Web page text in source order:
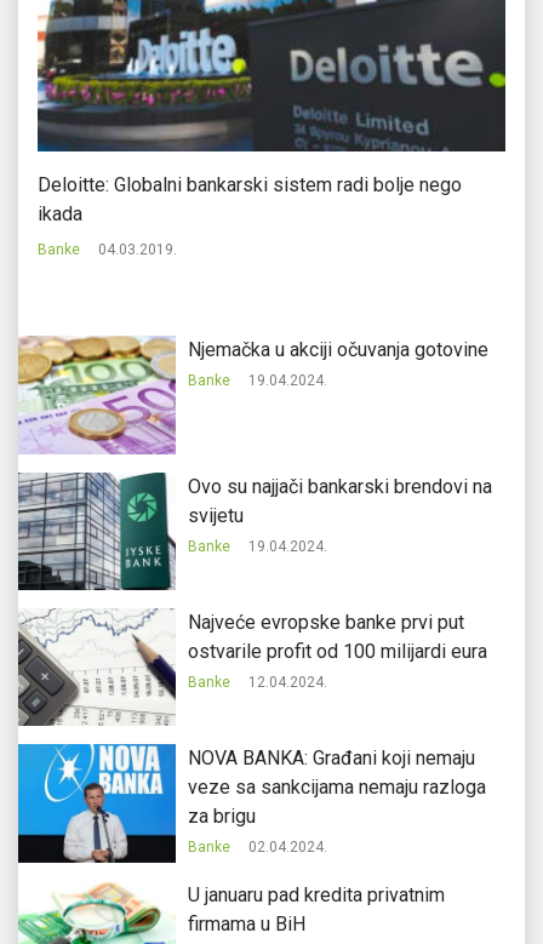
Deloitte: Globalni bankarski sistem radi bolje nego
ikada
Banke 04.03.2019.
Njemačka u akciji očuvanja gotovine
Banke 19.04.2024.
Ovo su najjači bankarski brendovi na
svijetu
Banke 19.04.2024.
Najveće evropske banke prvi put
ostvarile profit od 100 milijardi eura
Banke 12.04.2024.
NOVA BANKA: Građani koji nemaju
veze sa sankcijama nemaju razloga
za brigu
Banke 02.04.2024.
U januaru pad kredita privatnim
firmama u BiH